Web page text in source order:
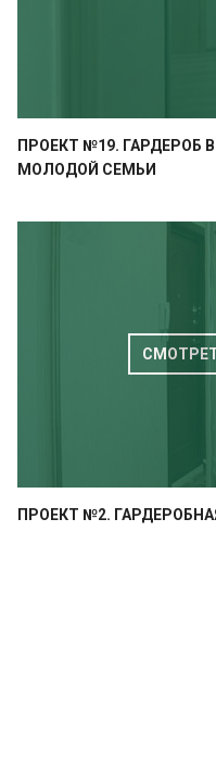
ПРОЕКТ №19. ГАРДЕРОБ
МОЛОДОЙ СЕМЬИ
ПРОЕКТ №2.